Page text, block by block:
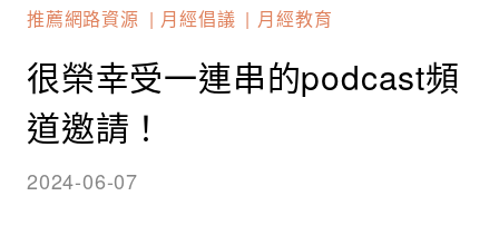
推薦網路資源
月經倡議 月經教育
很榮幸受一連串的podcast頻
道邀請！
2024-06-07